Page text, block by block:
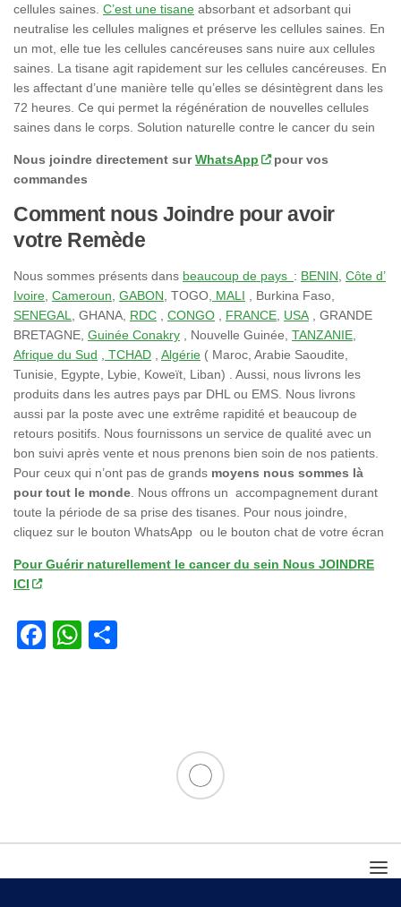
cellules saines. C’est une tisane absorbant et adsorbant qui
neutralise les cellules malignes et préserve les cellules saines. En
un mot, elle tue les cellules cancéreuses sans nuire aux cellules
saines. La tisane agit rapidement sur les cellules cancéreuses. En
les affectant d’une manière telle qu’elles se désintègrent dans les
72 heures. Ce qui permet la régénération de nouvelles cellules
saines dans le corps. Solution naturelle contre le cancer du sein
Nous joindre directement surWhatsApp
pour vos
commandes
Comment nous Joindre pour avoir
votre Remède
Nous sommes présents dans beaucoup de pays : BENIN Côte d’
Ivoire Cameroun GABON , TOGO , MALI , Burkina Faso,
SENEGAL
, GHANA, RDC CONGO FRANCE USA , GRANDE
BRETAGNE, Guinée Conakry , Nouvelle Guinée, TANZANIE
Afrique du Sud
TCHAD Algérie ( Maroc, Arabie Saoudite,
Tunisie, Egypte, Lybie, Koweït, Liban) . Aussi, nous livrons les
produits dans les autres pays par DHL ou EMS. Nous livrons
aussi par la poste avec une extrême rapidité et beaucoup de
retours positifs. Nous fournissons un service de qualité avec un
bon suivi après vente et nous prenons bien soin de nos patients.
Pour ceux qui n’ont pas de grands moyens nous sommes là
pour tout le monde . Nous offrons un accompagnement durant
toute la période de sa prise des tisanes. Pour nous joindre,
cliquez sur le bouton WhatsApp ou le bouton chat de votre écran
Pour Guérir naturellement le cancer du sein Nous JOINDRE
ICI
Facebook
WhatsApp